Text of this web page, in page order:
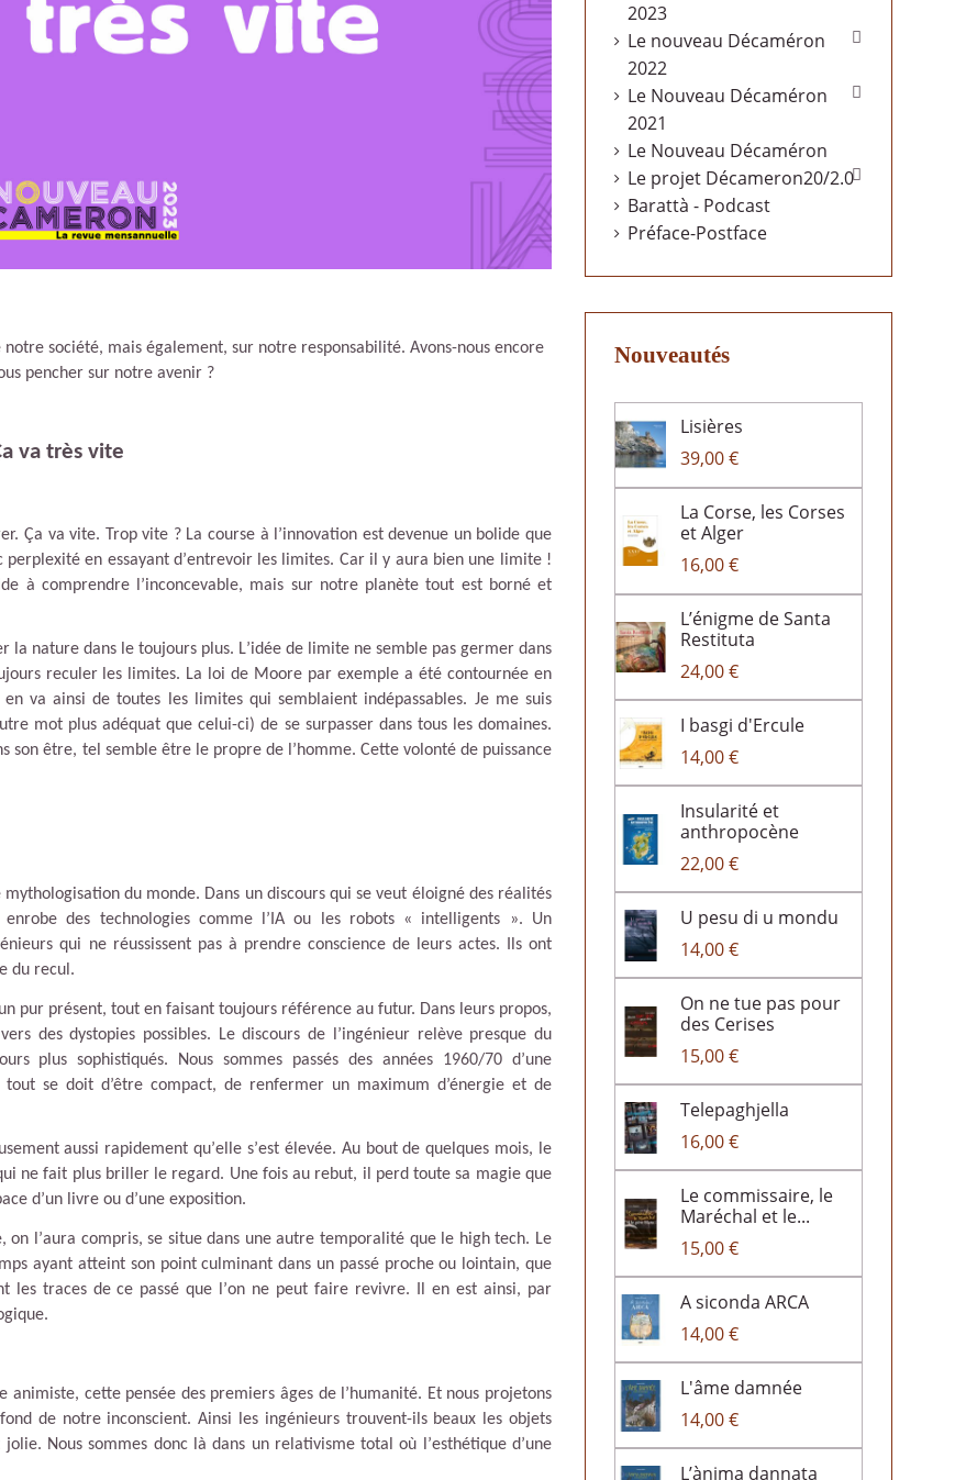
société, mais également, sur notre responsabilité. Avons-nous encore
pencher sur notre avenir ?
va très vite
Ça va vite. Trop vite ? La course à l ’innovation est devenue un bolide que
en essayant d’entrevoir les limites. Car il y aura bien une limite !
à comprendre l ’inconcevable, mais sur notre planète tout est borné et
la nature dans le toujours plus. L’idée de limite ne semble pas germer dans
reculer les limites. La loi de Moore par exemple a été contournée en
va ainsi de toutes les limites qui semblaient indépassables. Je me suis
mot plus adéquat que celui-ci) de se surpasser dans tous les domaines.
son être, tel semble être le propre de l’homme. Cette volonté de puissance
du monde. Dans un discours qui se veut éloigné des réalités
des technologies comme l ’ IA ou les robots « intelligents ». Un
qui ne réussissent pas à prendre conscience de leurs actes. Ils ont
du recul.
pur présent, tout en faisant toujours référence au futur. Dans leurs propos,
des dystopies possibles. Le discours de l ’ingénieur relève presque du
plus sophistiqués. Nous sommes passés des années 1960/70 d’une
se doit d’être compact, de renfermer un maximum d’énergie et de
aussi rapidement qu’elle s’est élevée. Au bout de quelques mois, le
ne fait plus briller le regard. Une fois au rebut, il perd toute sa magie que
d’un livre ou d’une exposition.
on l’aura compris, se situe dans une autre temporalité que le high tech. Le
ayant atteint son point culminant dans un passé proche ou lointain, que
les traces de ce passéque l’on ne peut faire revivre. Il en est ainsi, par
animiste, cette pensée des premiers âges de l ’humanité. Et nous projetons
de notre inconscient. Ainsi les ingénieurs trouvent-ils beaux les objets
jolie. Nous sommes donc là dans un relativisme total où l ’esthétique d’une
2023
Le nouveau Décaméron
2022

Le Nouveau Décaméron
2021

Le Nouveau Décaméron
Le projet Décameron20/2.0
Barattà - Podcast
Préface-Postface
Nouveautés
Lisières
39,00 €
La Corse, les Corses
et Alger
16,00 €
L’énigme de Santa
Restituta
24,00 €
I basgi d'Ercule
14,00 €
Insularité et
anthropocène
22,00 €
U pesu di u mondu
14,00 €
On ne tue pas pour
des Cerises
15,00 €
Telepaghjella
16,00 €
Le commissaire, le
Maréchal et le...
15,00 €
A siconda ARCA
14,00 €
L'âme damnée
14,00 €
L’ànima dannata